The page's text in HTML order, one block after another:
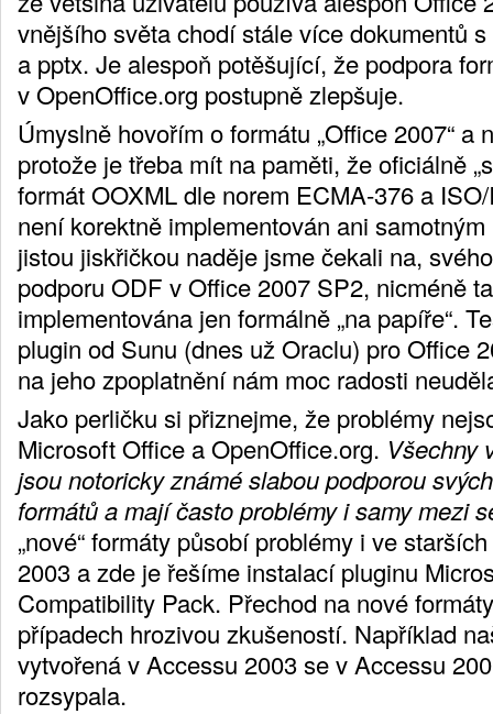
vnějšího světa chodí stále více dokumentů
a pptx. Je alespoň potěšující, že podpora
v OpenOffice.org postupně zlepšuje.
Úmyslně hovořím o formátu „Office 2007“ a
protože je třeba mít na paměti, že oficiálně
formát OOXML dle norem ECMA-376 a
není korektně implementován ani
jistou jiskřičkou naděje jsme čekali na,
podporu ODF v Office 2007 SP2, nicméně
implementována jen formálně „na papíře“.
plugin od Sunu (dnes už Oraclu) pro Office
na jeho zpoplatnění nám moc radosti
Jako perličku si přiznejme, že problémy
Microsoft Office a OpenOffice.org. Všechny
jsou notoricky známé slabou podporou
formátů a mají často problémy i samy mezi
„nové“ formáty působí problémy i ve
2003 a zde je řešíme instalací pluginu
Compatibility Pack. Přechod na nové
případech hrozivou zkušeností. Například
vytvořená v Accessu 2003 se v Accessu
rozsypala.